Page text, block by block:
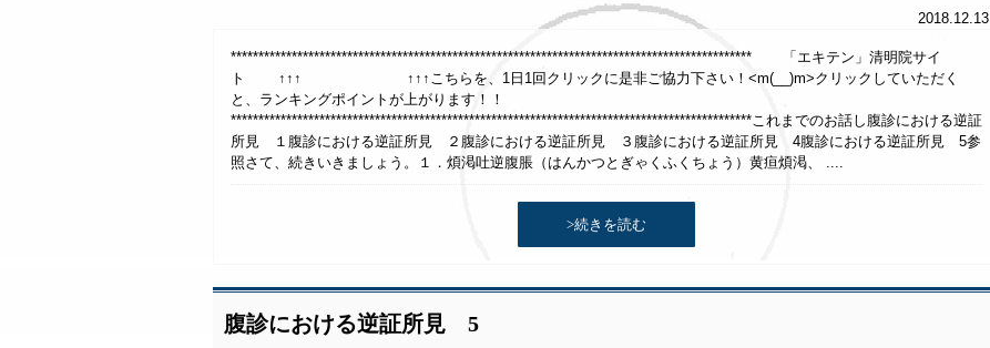
2018.12.13
********************************************************************************************** 「エキテン」清明院サイ
ト ↑↑↑ ↑↑↑こちらを、1日1回クリックに是非ご協力下さい！<m(__)m>クリックしていただく
と、ランキングポイントが上がります！！
**********************************************************************************************これまでのお話し腹診における逆証
所見 １腹診における逆証所見 ２腹診における逆証所見 ３腹診における逆証所見 4腹診における逆証所見 5参
照さて、続きいきましょう。１．煩渇吐逆腹脹（はんかつとぎゃくふくちょう）黄疸煩渇、 ....
>続きを読む
腹診における逆証所見 5